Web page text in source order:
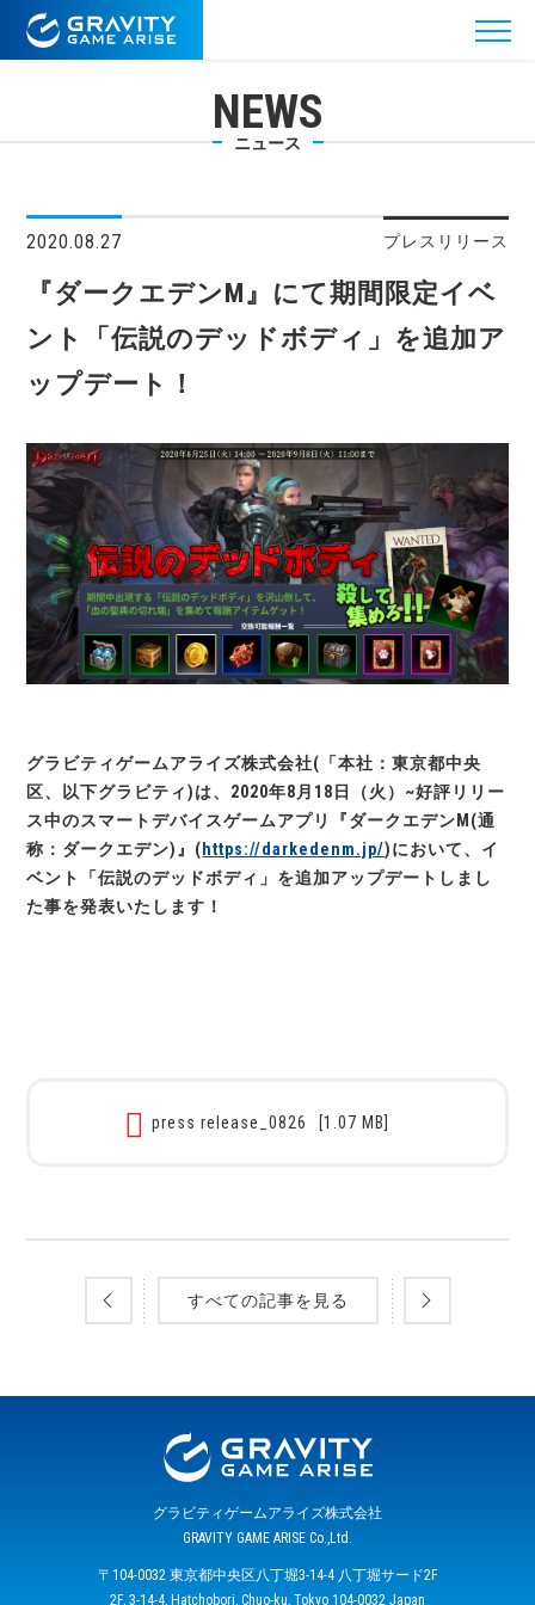
NEWS
ニュース
2020.08.27 プレスリリース
『ダークエデンM』にて期間限定イベ
ント「伝説のデッドボディ」を追加ア
ップデート！
グラビティゲームアライズ株式会社(「本社：東京都中央
区、以下グラビティ)は、2020年8月18日（火）~好評リリー
ス中のスマートデバイスゲームアプリ『ダークエデンM(通
称：ダークエデン)』(https://darkedenm.jp/)において、イ
ベント「伝説のデッドボディ」を追加アップデートしまし
た事を発表いたします！
press release_0826 [1.07 MB]
すべての記事を見る
グラビティゲームアライズ株式会社
GRAVITY GAME ARISE Co.,Ltd.
〒104-0032 東京都中央区八丁堀3-14-4 八丁堀サード2F
2F, 3-14-4, Hatchobori, Chuo-ku, Tokyo 104-0032 Japan